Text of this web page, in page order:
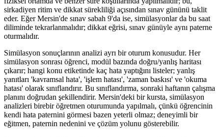
sirkadiyen ritim ve dikkat sürekliliği açısından sınav gününü taklit
eder. Eğer Mersin'de sınav sabah 9'da ise, simülasyonlar da bu saat
diliminde tekrarlanmalıdır; dikkat eğrisi, sınav günüyle aynı paterne
oturmalıdır.
Simülasyon sonuçlarının analizi ayrı bir oturum konusudur. Her
simülasyon sonrası öğrenci, modül bazında doğru/yanlış haritası
çıkarır; hangi konu etiketinde kaç hata yaptığını listeler; yanlış
yanıtları 'kavramsal hata', 'işlem hatası', 'zaman baskısı' ve 'okuma
hatası' olarak sınıflandırır. Bu sınıflandırma, sonraki haftanın çalışma
planını doğrudan şekillendirir. Mersin'deki bir kursta, simülasyon
analizleri birebir öğretmen oturumunda yapılmalı, çünkü öğrencinin
kendi hata paternini görmesi bazen yeterli olmaz; deneyimli bir
eğitmen, paternin nedenini ve çözüm yolunu gösterebilir.